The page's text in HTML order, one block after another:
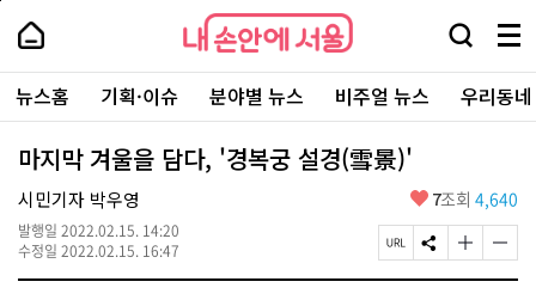
본
로
가
내
손
안
에
서
울
-
서
울
시
대
표
소
내
손
에
울
검
창
열
기
메
뉴
전
체
보
주
요
서
뉴스홈 기획·이슈 분야별 뉴스 비주얼 뉴스 우리동
마지막 겨울을 담다, '경복궁 설경(雪景)'
시민기자 박우영
발행일 2022.02.15. 14:20
수정일 2022.02.15. 16:47
좋
요
7조회 4,640
페
이
S
N
글
자
글
자
페
상
단
로